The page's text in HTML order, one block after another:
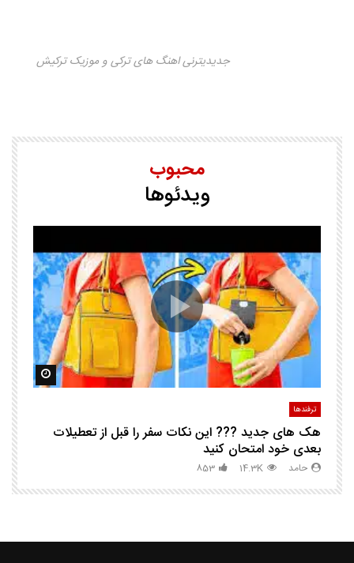
جدیدیترنی اهنگ های ترکی و موزیک ترکیش
محبوب
ویدئوها
مشاهده
ترفندها
هک های جدید ??️? این نکات سفر را قبل از تعطیلات
بعدی خود امتحان کنید
حامد 14.3K
853
مشاهده بعدا